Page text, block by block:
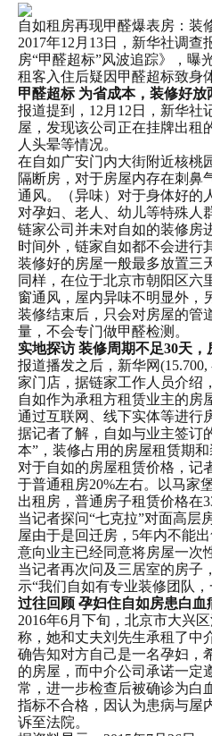
自如租房再现甲醛爆表房：装
2017年12月13日，新华社调
房“甲醛超标”风波追踪》，曝
租客入住后疑因甲醛超标致身
甲醛超标 为省成本，装修好放
报道提到，12月12日，新华社
屋，发现该公司正在挂牌出租
人头晕等情况。
在自如广安门内大街附近核桃
隔断房，对于房屋内存在刺鼻
通风。（异味）对于身体好的
对孕妇、老人、幼儿等特殊人
链家公司并未对自如的装修房
时间外，链家自如都不会进行
装修好的房屋一般最多放置三
同样，在位于北京市朝阳区六
窗通风，屋内异味不明显外，
装修结束后，只会对房屋的管
量，不会专门做甲醛检测。
实地探访 装修周期不足30天，
报道播发之后，新华网(15.700,
家门店，据链家工作人员介绍
自如作为承租方租赁业主的房
通过互联网、线下实体等进行
据记者了解，自如与业主签订
本”，装修占用的房屋租赁期和
对于自如的房屋租赁价格，记
于普通租房20%左右。以马家
出租房，普通房子租赁价格在
当记者探问“七克拉”对面高层
屋由于是回迁房，5年内不能
意向业主已经同意将房屋一次
当记者再次问及三居室的房子
示“我们自如有专业装修团队
过往回顾 孕妇住自如房患白血
2016年6月下旬，北京市大兴
称，她和丈夫刘先生承租了中
确告知对方自己是一名孕妇，
的房屋，而中介公司承诺一定
常，进一步检查后被确诊为白
指标不合格，因认为患病与屋
诉至法院。